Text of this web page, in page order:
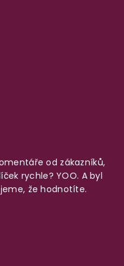
od zákazníků,
rychle? YOO. A byl
že hodnotíte.